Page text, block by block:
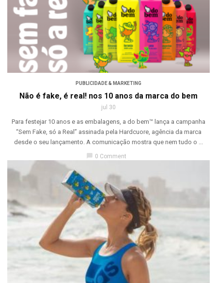
PUBLICIDADE & MARKETING
Não é fake, é real! nos 10 anos da marca do bem
jul 30
Para festejar 10 anos e as embalagens, a do bem™ lança a campanha
“Sem Fake, só a Real” assinada pela Hardcuore, agência da marca
desde o seu lançamento. A comunicação mostra que nem tudo o ...
chat_bubble 0 Comment